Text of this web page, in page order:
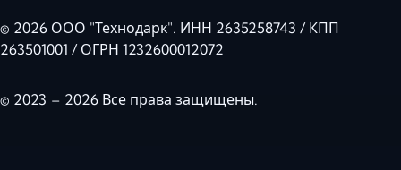
© 2026 ООО "Технодарк". ИНН 2635258743 / КПП
263501001 / ОГРН 1232600012072
© 2023 – 2026 Все права защищены.